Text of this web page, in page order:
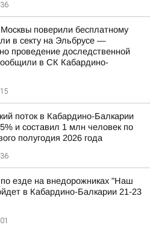
поверили бесплатному
в секту на Эльбрусе —
проведение доследственной
в СК Кабардино-
поток в Кабардино-Балкарии
и составил 1 млн человек по
полугодия 2026 года
езде на внедорожниках "Наш
в Кабардино-Балкарии 21-23